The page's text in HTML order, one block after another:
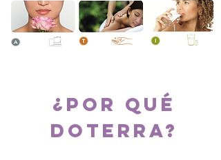
¿Por qué
doterra?